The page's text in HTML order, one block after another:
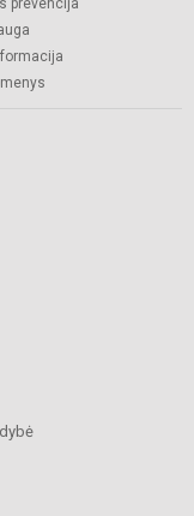
prevencija